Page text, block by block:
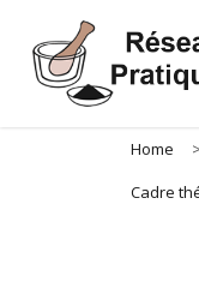
main
Home
Cadre